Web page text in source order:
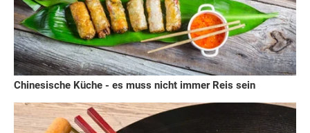
Chinesische Küche - es muss nicht immer Reis sein